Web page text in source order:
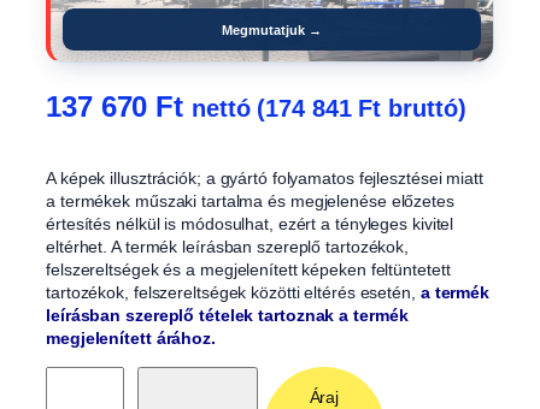
Megmutatjuk →
137 670 Ft nettó (174 841 Ft bruttó)
A képek illusztrációk; a gyártó folyamatos fejlesztései miatt
a termékek műszaki tartalma és megjelenése előzetes
értesítés nélkül is módosulhat, ezért a tényleges kivitel
eltérhet. A termék leírásban szereplő tartozékok,
felszereltségek és a megjelenített képeken feltüntetett
tartozékok, felszereltségek közötti eltérés esetén, a termék
leírásban szereplő tételek tartoznak a termék
megjelenített árához.
Áraj